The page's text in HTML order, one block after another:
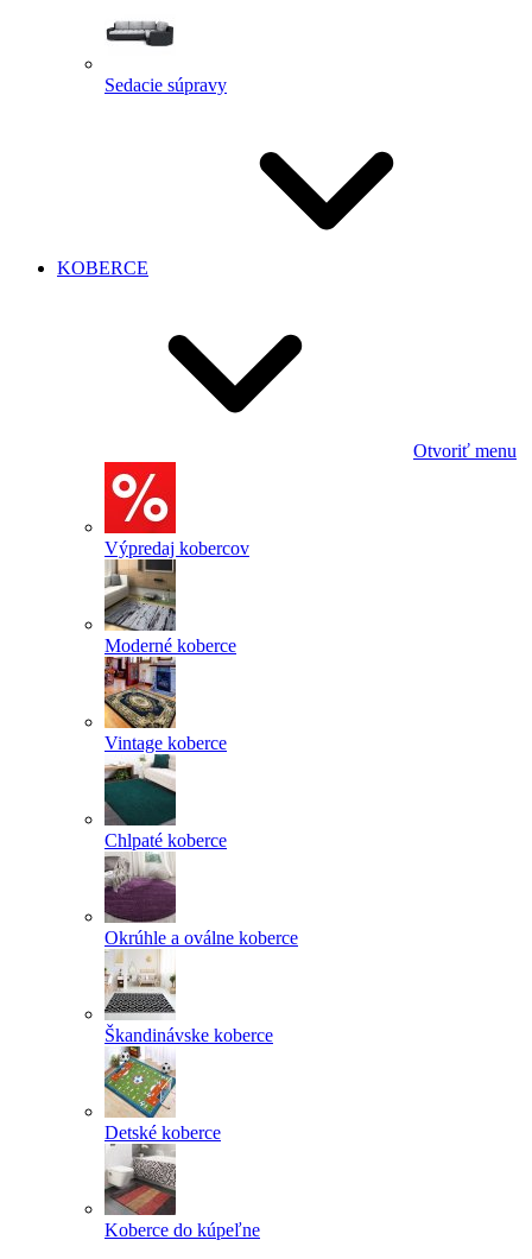
Sedacie súpravy
KOBERCE
Otvoriť menu
Výpredaj kobercov
Moderné koberce
Vintage koberce
Chlpaté koberce
Okrúhle a oválne koberce
Škandinávske koberce
Detské koberce
Koberce do kúpeľne